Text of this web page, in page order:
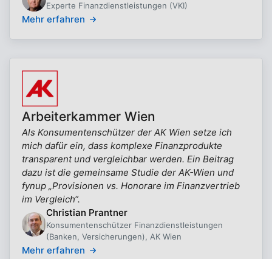
Experte Finanzdienstleistungen (VKI)
Mehr erfahren
Arbeiterkammer Wien
Als Konsumentenschützer der AK Wien setze ich
mich dafür ein, dass komplexe Finanzprodukte
transparent und vergleichbar werden. Ein Beitrag
dazu ist die gemeinsame Studie der AK-Wien und
fynup „Provisionen vs. Honorare im Finanzvertrieb
im Vergleich“.
Christian Prantner
Konsumentenschützer Finanzdienstleistungen
(Banken, Versicherungen), AK Wien
Mehr erfahren